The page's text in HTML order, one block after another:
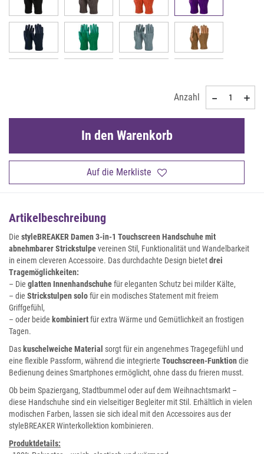
Anzahl
Auf die Merkliste
In den Warenkorb
Artikelbeschreibung
Die styleBREAKER Damen 3-in-1 Touchscreen Handschuhe mit
abnehmbarer Strickstulpevereinen Stil, Funktionalität und Wandelbarkeit
in einem cleveren Accessoire. Das durchdachte Design bietetdrei
Tragemöglichkeiten:
– Die glatten Innenhandschuhefür eleganten Schutz bei milder Kälte,
– die Strickstulpen solofür ein modisches Statement mit freiem
Griffgefühl,
– oder beide kombiniertfür extra Wärme und Gemütlichkeit an frostigen
Tagen.
Das kuschelweiche Material sorgt für ein angenehmes Tragegefühl und
eine flexible Passform, während die integrierte Touchscreen-Funktiondie
Bedienung deines Smartphones ermöglicht, ohne dass du frieren musst.
Ob beim Spaziergang, Stadtbummel oder auf dem Weihnachtsmarkt –
diese Handschuhe sind ein vielseitiger Begleiter mit Stil. Erhältlich in vielen
modischen Farben, lassen sie sich ideal mit den Accessoires aus der
styleBREAKER Winterkollektion kombinieren.
Produktdetails: